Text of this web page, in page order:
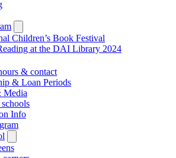
submenu
Children’s Book Festival
at the DAI Library 2024
& contact
& Loan Periods
Media
Info
submenu